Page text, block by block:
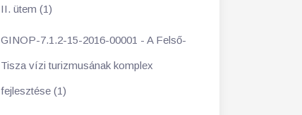
II. ütem (1)
GINOP-7.1.2-15-2016-00001 - A Felső-
Tisza vízi turizmusának komplex
fejlesztése (1)